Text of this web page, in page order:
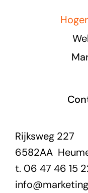
Rijksweg 227
6582AA
t. 06 47 46 15